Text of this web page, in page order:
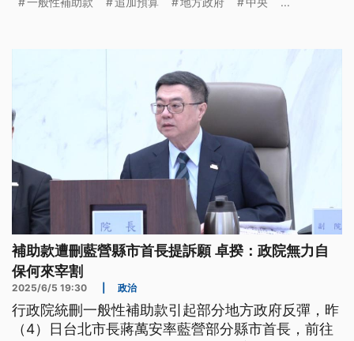
政院儘速提出追加預算。不過北市秘書長李泰興也直
補助款遭刪藍營縣市首長提訴願 卓揆：政院無力自
保何來宰割
2025/6/5 19:30 政治
行政院統刪一般性補助款引起部分地方政府反彈，昨
（4）日台北市長蔣萬安率藍營部分縣市首長，前往